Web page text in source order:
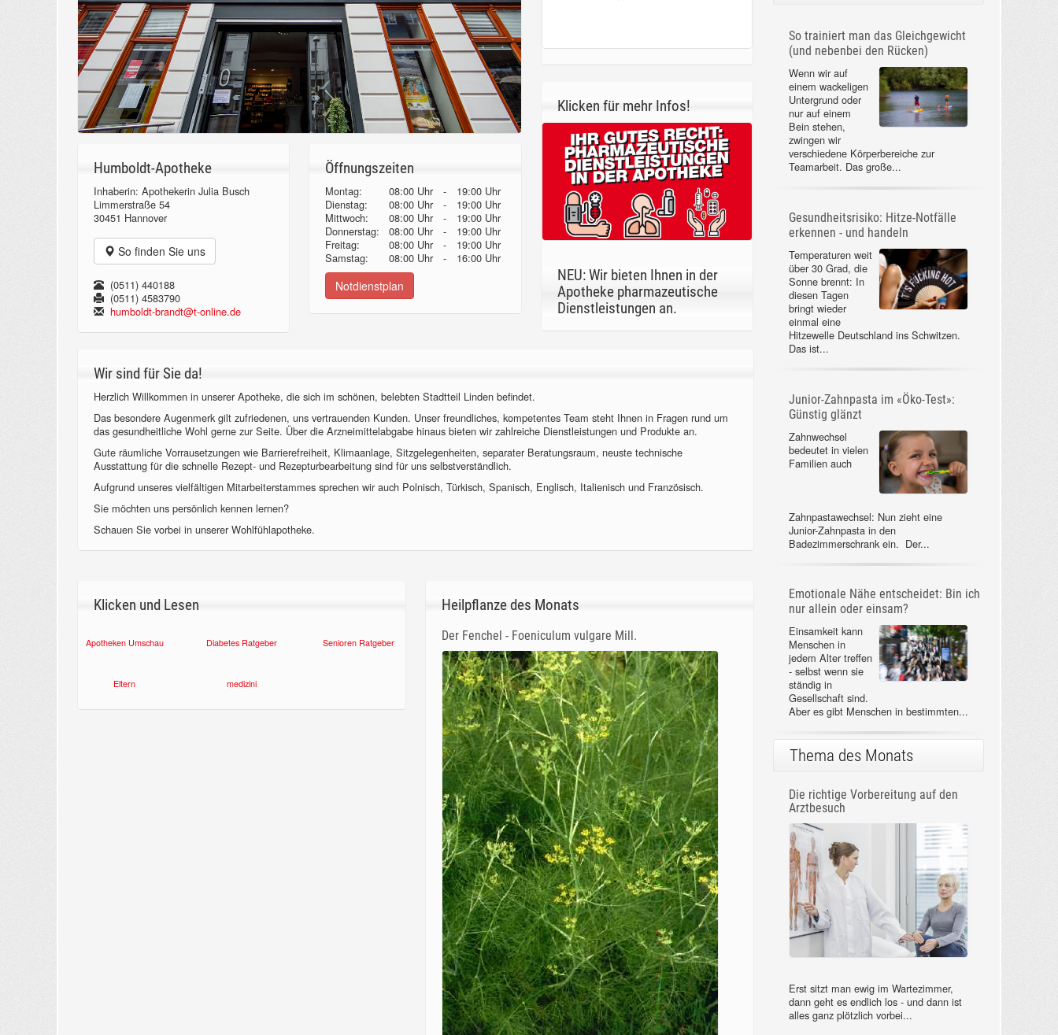
Humboldt-Apotheke
Inhaberin: Apothekerin Julia Busch
Limmerstraße 54
30451 Hannover
So finden Sie uns
(0511) 440188
(0511) 4583790
humboldt-brandt@t-online.de
Öffnungszeiten
Montag: 08:00 Uhr -
19:00 Uhr
Dienstag:
08:00 Uhr -
19:00 Uhr
Mittwoch:
08:00 Uhr -
19:00 Uhr
Donnerstag:08:00 Uhr -
19:00 Uhr
Freitag:
08:00 Uhr -
19:00 Uhr
Samstag:
08:00 Uhr - 16:00 Uhr
Notdienstplan
Klicken für mehr Infos!
NEU: Wir bieten Ihnen in der
Apotheke pharmazeutische
Dienstleistungen an.
Wir sind für Sie da!
Herzlich Willkommen in unserer Apotheke, die sich im schönen, belebten Stadtteil Linden befindet.
Das besondere Augenmerk gilt zufriedenen, uns vertrauenden Kunden. Unser freundliches, kompetentes Team steht Ihnen in Fragen rund um
das gesundheitliche Wohl gerne zur Seite. Über die Arzneimittelabgabe hinaus bieten wir zahlreiche Dienstleistungen und Produkte an.
Gute räumliche Vorrausetzungen wie Barrierefreiheit, Klimaanlage, Sitzgelegenheiten, separater Beratungsraum, neuste technische
Ausstattung für die schnelle Rezept- und Rezepturbearbeitung sind für uns selbstverständlich.
Aufgrund unseres vielfältigen Mitarbeiterstammes sprechen wir auch Polnisch, Türkisch, Spanisch, Englisch, Italienisch und Französisch.
Sie möchten uns persönlich kennen lernen?
Schauen Sie vorbei in unserer Wohlfühlapotheke.
Klicken und Lesen
Apotheken Umschau Diabetes Ratgeber Senioren Ratgeber
Eltern medizini
Heilpflanze des Monats
Der Fenchel - Foeniculum vulgare Mill.
So trainiert man das Gleichgewicht
(und nebenbei den Rücken)
Wenn wir auf
einem wackeligen
Untergrund oder
nur auf einem
Bein stehen,
zwingen wir
verschiedene Körperbereiche zur
Teamarbeit. Das große...
Gesundheitsrisiko: Hitze-Notfälle
erkennen - und handeln
Temperaturen weit
über 30 Grad, die
Sonne brennt: In
diesen Tagen
bringt wieder
einmal eine
Hitzewelle Deutschland ins Schwitzen.
Das ist...
Junior-Zahnpasta im «Öko-Test»:
Günstig glänzt
Zahnwechsel
bedeutet in vielen
Familien auch
Zahnpastawechsel: Nun zieht eine
Junior-Zahnpasta in den
Badezimmerschrank ein. Der...
Emotionale Nähe entscheidet: Bin ich
nur allein oder einsam?
Einsamkeit kann
Menschen in
jedem Alter treffen
- selbst wenn sie
ständig in
Gesellschaft sind.
Aber es gibt Menschen in bestimmten...
Thema des Monats
Die richtige Vorbereitung auf den
Arztbesuch
Erst sitzt man ewig im Wartezimmer,
dann geht es endlich los - und dann ist
alles ganz plötzlich vorbei...